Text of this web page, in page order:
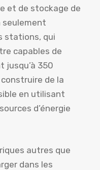
et de stockage de
seulement
stations, qui
capables de
jusqu’à 350
de la
en utilisant
d’énergie
autres que
dans les